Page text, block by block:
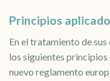
Principios
En el tratamiento de
los siguientes principios
nuevo reglamento